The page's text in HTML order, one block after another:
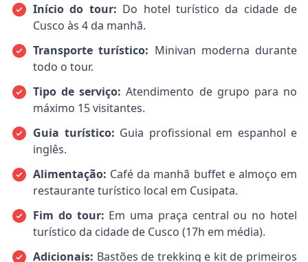
Início do tour: Do ​​hotel turístico da cidade de
Cusco às 4 da manhã.
Transporte turístico: Minivan moderna durante
todo o tour.
Tipo de serviço: Atendimento de grupo para no
máximo 15 visitantes.
Guia turístico: Guia profissional em espanhol e
inglês.
Alimentação: Café da manhã buffet e almoço em
restaurante turístico local em Cusipata.
Fim do tour: Em uma praça central ou no hotel
turístico da cidade de Cusco (17h em média).
Adicionais: Bastões de trekking e kit de primeiros